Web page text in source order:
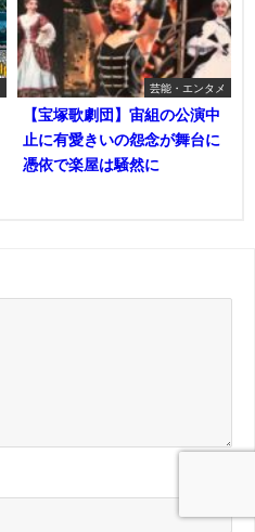
芸能・エンタメ
【宝塚歌劇団】宙組の公演中
止に有愛きいの怨念が舞台に
憑依で楽屋は騒然に